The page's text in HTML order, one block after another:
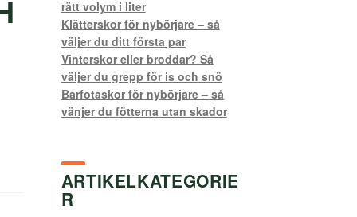
rätt volym i liter
Klätterskor för nybörjare – så
väljer du ditt första par
Vinterskor eller broddar? Så
väljer du grepp för is och snö
Barfotaskor för nybörjare – så
vänjer du fötterna utan skador
ARTIKELKATEGORIE
R